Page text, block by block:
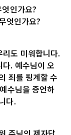
인가요?
엇인가요?
도 미워합니다.
. 예수님이 오
죄를 핑계할 수
수님을 증언하
다.